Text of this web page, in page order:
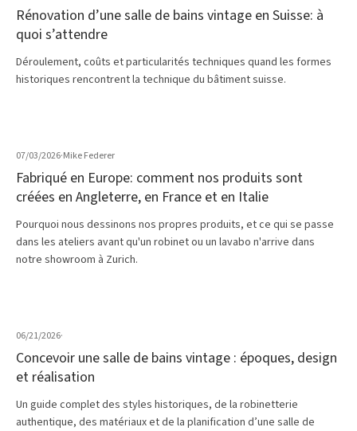
Rénovation d’une salle de bains vintage en Suisse: à
quoi s’attendre
Déroulement, coûts et particularités techniques quand les formes
historiques rencontrent la technique du bâtiment suisse.
07/03/2026·Mike Federer
Fabriqué en Europe: comment nos produits sont
créées en Angleterre, en France et en Italie
Pourquoi nous dessinons nos propres produits, et ce qui se passe
dans les ateliers avant qu'un robinet ou un lavabo n'arrive dans
notre showroom à Zurich.
06/21/2026·
Concevoir une salle de bains vintage : époques, design
et réalisation
Un guide complet des styles historiques, de la robinetterie
authentique, des matériaux et de la planification d’une salle de